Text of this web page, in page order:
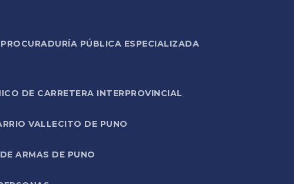
PÚBLICA ESPECIALIZADA
DE CARRETERA INTERPROVINCIAL
VALLECITO DE PUNO
ARMAS DE PUNO